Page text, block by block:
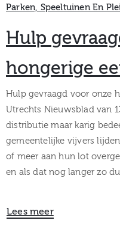
Verhalen
over
Zuilen
Parken, Speeltuinen En
Hulp
hongerige
Hulp gevraagd voor onze
Utrechts Nieuwsblad van
distributie maar karig
gemeentelijke vijvers
of meer aan hun lot
en als dat nog langer zo
Lees meer